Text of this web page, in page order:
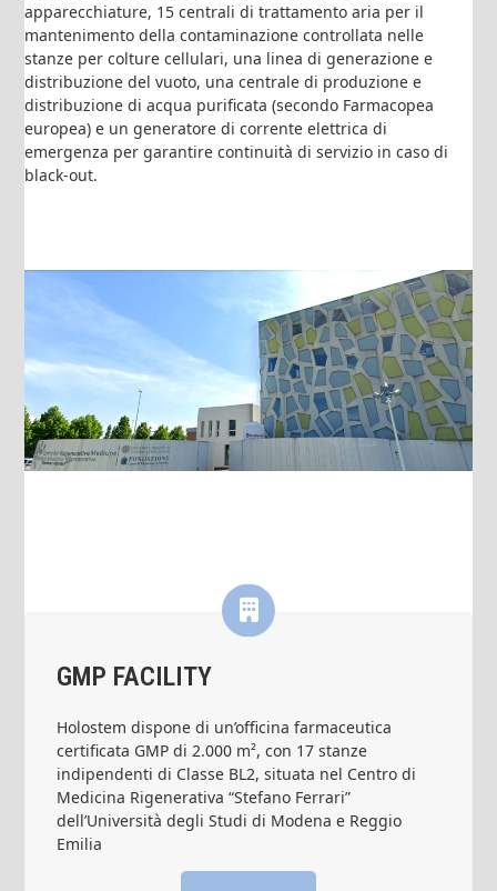
apparecchiature, 15 centrali di trattamento aria per il
mantenimento della contaminazione controllata nelle
stanze per colture cellulari, una linea di generazione e
distribuzione del vuoto, una centrale di produzione e
distribuzione di acqua purificata (secondo Farmacopea
europea) e un generatore di corrente elettrica di
emergenza per garantire continuità di servizio in caso di
black-out.
GMP FACILITY
Holostem dispone di un’officina farmaceutica
certificata GMP di 2.000 m², con 17 stanze
indipendenti di Classe BL2, situata nel Centro di
Medicina Rigenerativa “Stefano Ferrari”
dell’Università degli Studi di Modena e Reggio
Emilia